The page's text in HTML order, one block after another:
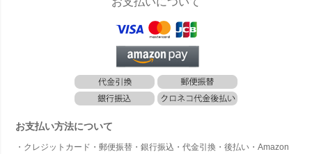
お支払い方法について
・クレジットカード・郵便振替・銀行振込・代金引換・後払い・Amazon